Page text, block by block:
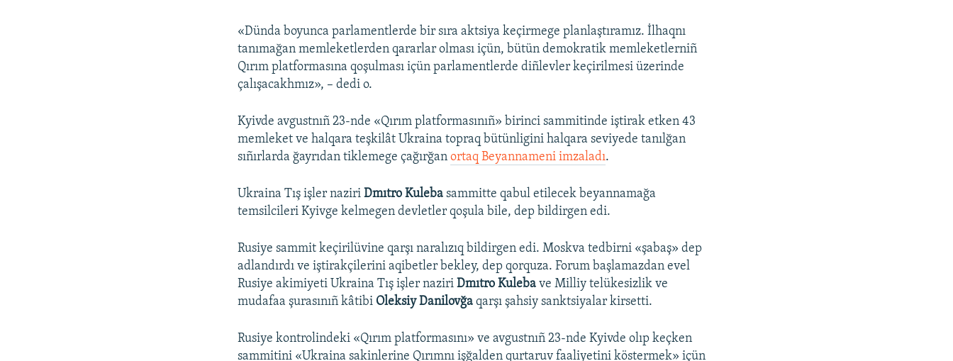
«Dünda boyunca parlamentlerde bir sıra aktsiya keçirmege planlaştıramız. İlhaqnı
tanımağan memleketlerden qararlar olması içün, bütün demokratik memleketlerniñ
Qırım platformasına qoşulması içün parlamentlerde diñlevler keçirilmesi üzerinde
çalışacakhmız», – dedi o.
Kyivde avgustnıñ 23-nde «Qırım platformasınıñ» birinci sammitinde iştirak etken 43
memleket ve halqara teşkilât Ukraina topraq bütünligini halqara seviyede tanılğan
sıñırlarda ğayrıdan tiklemege çağırğanortaq Beyannameni imzaladı.
Ukraina Tış işler naziriDmıtro Kulebasammitte qabul etilecek beyannamağa
temsilcileri Kyivge kelmegen devletler qoşula bile, dep bildirgen edi.
Rusiye sammit keçirilüvine qarşı naralızıq bildirgen edi. Moskva tedbirni «şabaş» dep
adlandırdı ve iştirakçilerini aqibetler bekley, dep qorquza. Forum başlamazdan evel
Rusiye akimiyeti Ukraina Tış işler naziriDmıtro Kuleba ve Milliy telükesizlik ve
mudafaa şurasınıñ kâtibi Oleksiy Danilovğaqarşı şahsiy sanktsiyalar kirsetti.
Rusiye kontrolindeki «Qırım platformasını» ve avgustnıñ 23-nde Kyivde olıp keçken
sammitini «Ukraina sakinlerine Qırımnı işğalden qurtaruv faaliyetini köstermek» içün